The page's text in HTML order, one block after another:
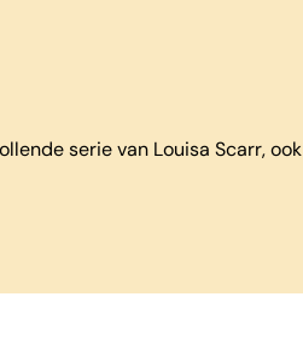
serie van Louisa Scarr, ook